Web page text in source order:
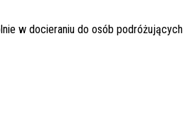
w docieraniu do osób podróżujących